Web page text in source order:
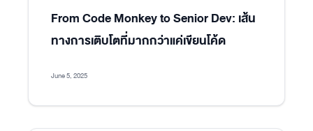
From Code Monkey to Senior Dev: เส้น
ทางการเติบโตที่มากกว่าแค่เขียนโค้ด
June 5, 2025